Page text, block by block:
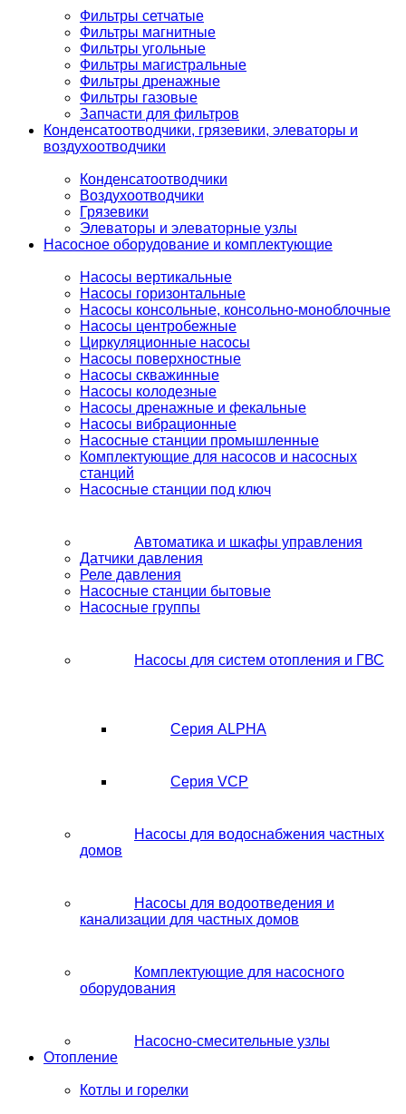
Фильтры сетчатые
Фильтры магнитные
Фильтры угольные
Фильтры магистральные
Фильтры дренажные
Фильтры газовые
Запчасти для фильтров
Конденсатоотводчики, грязевики, элеваторы и
воздухоотводчики
Конденсатоотводчики
Воздухоотводчики
Грязевики
Элеваторы и элеваторные узлы
Насосное оборудование и комплектующие
Насосы вертикальные
Насосы горизонтальные
Насосы консольные, консольно-моноблочные
Насосы центробежные
Циркуляционные насосы
Насосы поверхностные
Насосы скважинные
Насосы колодезные
Насосы дренажные и фекальные
Насосы вибрационные
Насосные станции промышленные
Комплектующие для насосов и насосных
станций
Насосные станции под ключ
Автоматика и шкафы управления
Датчики давления
Реле давления
Насосные станции бытовые
Насосные группы
Насосы для систем отопления и ГВС
Серия ALPHA
Серия VCP
Насосы для водоснабжения частных
домов
Насосы для водоотведения и
канализации для частных домов
Комплектующие для насосного
оборудования
Насосно-смесительные узлы
Отопление
Котлы и горелки